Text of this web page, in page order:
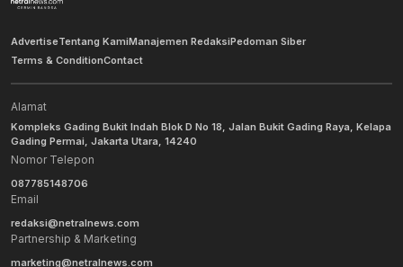
AdvertiseTentang KamiManajemen RedaksiPedoman Siber
Terms & ConditionContact
Alamat
Kompleks Gading Bukit Indah Blok D No 18, Jalan Bukit Gading Raya, Kelapa
Gading Permai, Jakarta Utara, 14240
Nomor Telepon
087785148706
Email
redaksi@netralnews.com
Partnership & Marketing
marketing@netralnews.com